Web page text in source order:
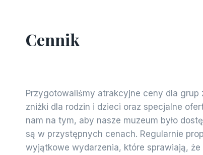
Cennik
Przygotowaliśmy atrakcyjne ceny dla grup
zniżki dla rodzin i dzieci oraz specjalne
nam na tym, aby nasze muzeum było
są w przystępnych cenach. Regularnie
wyjątkowe wydarzenia, które sprawiają,